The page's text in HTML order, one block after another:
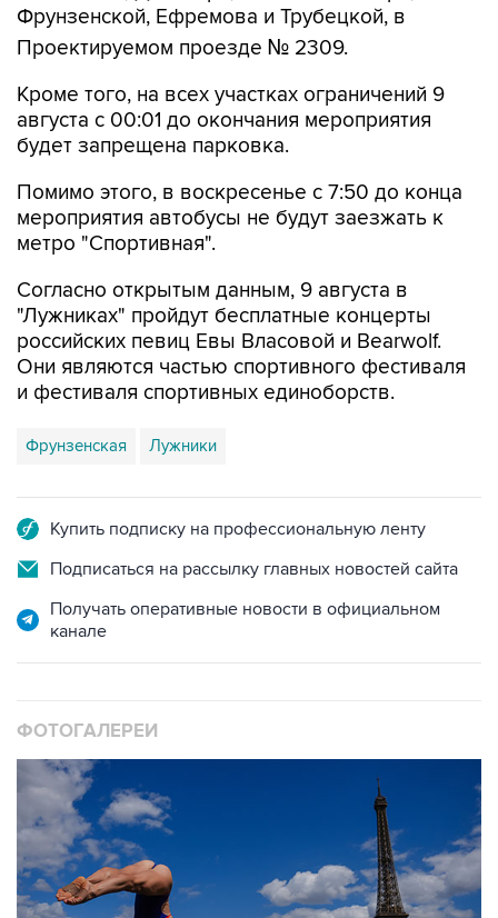
Фрунзенской, Ефремова и Трубецкой, в
Проектируемом проезде № 2309.
Кроме того, на всех участках ограничений 9
августа с 00:01 до окончания мероприятия
будет запрещена парковка.
Помимо этого, в воскресенье с 7:50 до конца
мероприятия автобусы не будут заезжать к
метро "Спортивная".
Согласно открытым данным, 9 августа в
"Лужниках" пройдут бесплатные концерты
российских певиц Евы Власовой и Bearwolf.
Они являются частью спортивного фестиваля
и фестиваля спортивных единоборств.
Фрунзенская Лужники
Купить подписку на профессиональную ленту
Подписаться на рассылку главных новостей сайта
Получать оперативные новости в официальном
канале
ФОТОГАЛЕРЕИ